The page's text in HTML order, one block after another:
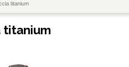
titanium
titanium